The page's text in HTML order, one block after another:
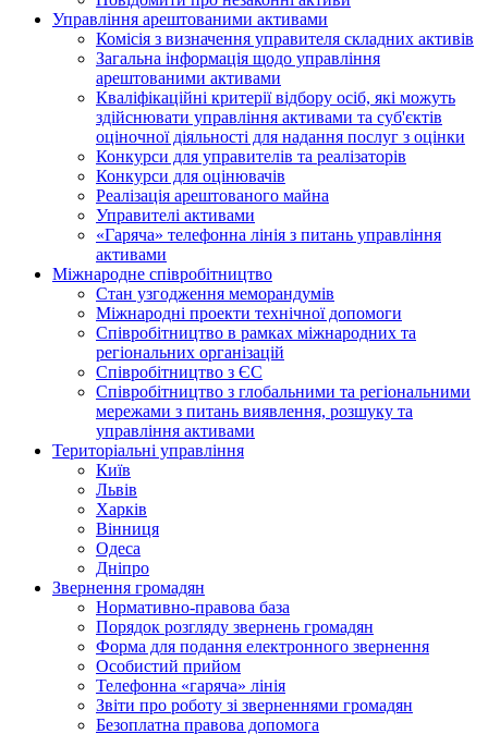
Управління арештованими активами
Комісія з визначення управителя складних активів
Загальна інформація щодо управління
арештованими активами
Кваліфікаційні критерії відбору осіб, які можуть
здiйснювати управління активами та суб'єктів
оціночної діяльності для надання послуг з оцінки
Конкурси для управителів та реалізаторів
Конкурси для оцінювачів
Реалізація арештованого майна
Управителі активами
«Гаряча» телефонна лінія з питань управління
активами
Міжнародне співробітництво
Стан узгодження меморандумів
Міжнародні проекти технічної допомоги
Співробітництво в рамках міжнародних та
регіональних організацій
Співробітництво з ЄС
Співробітництво з глобальними та регіональними
мережами з питань виявлення, розшуку та
управління активами
Територіальні управління
Київ
Львів
Харків
Вінниця
Одеса
Дніпро
Звернення громадян
Нормативно-правова база
Порядок розгляду звернень громадян
Форма для подання електронного звернення
Особистий прийом
Телефонна «гаряча» лінія
Звіти про роботу зі зверненнями громадян
Безоплатна правова допомога